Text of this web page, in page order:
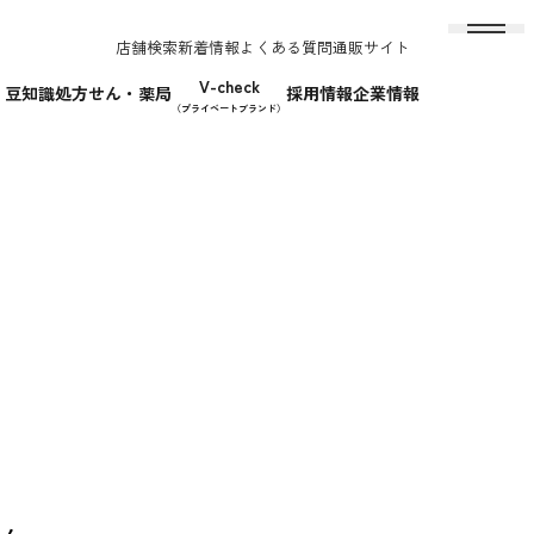
店舗検索新着情報よくある質問通販サイト
知識処方せん・薬局 V-check
（プライベートブランド）
採用情報企業情報